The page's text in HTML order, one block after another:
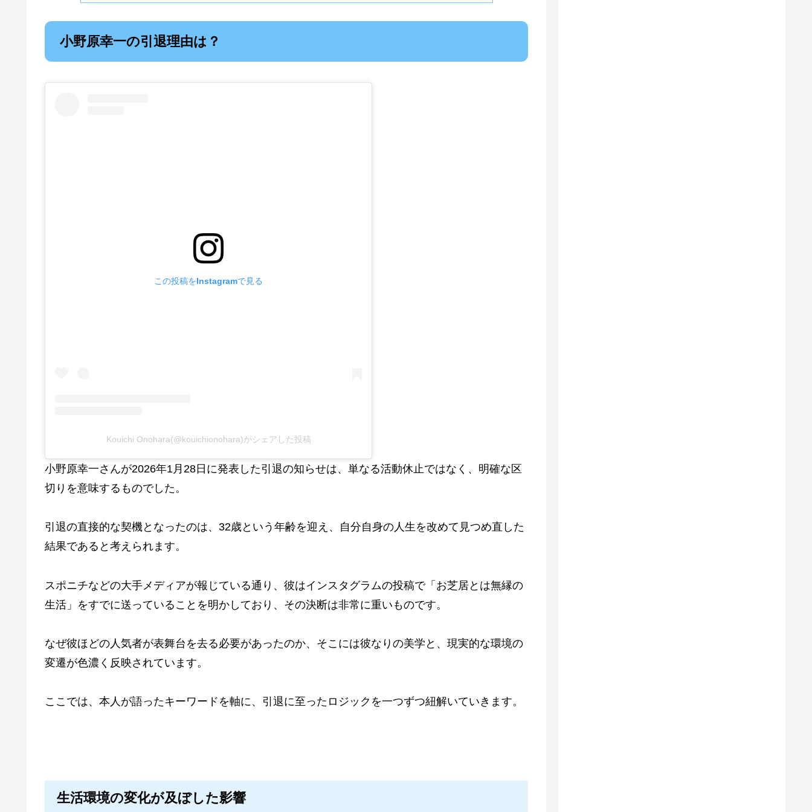
小野原幸一の引退理由は？
この投稿をInstagramで見る
Kouichi Onohara(@kouichionohara)がシェアした投稿
小野原幸一さんが2026年1月28日に発表した引退の知らせは、単なる活動休止ではなく、明確な区
切りを意味するものでした。
引退の直接的な契機となったのは、32歳という年齢を迎え、自分自身の人生を改めて見つめ直した
結果であると考えられます。
スポニチなどの大手メディアが報じている通り、彼はインスタグラムの投稿で「お芝居とは無縁の
生活」をすでに送っていることを明かしており、その決断は非常に重いものです。
なぜ彼ほどの人気者が表舞台を去る必要があったのか、そこには彼なりの美学と、現実的な環境の
変遷が色濃く反映されています。
ここでは、本人が語ったキーワードを軸に、引退に至ったロジックを一つずつ紐解いていきます。
生活環境の変化が及ぼした影響